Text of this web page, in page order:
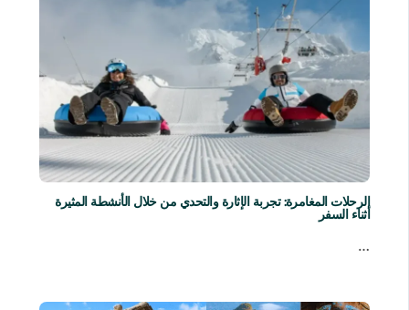
الرحلات المغامرة: تجربة الإثارة والتحدي من خلال الأنشطة المثيرة
أثناء السفر
…